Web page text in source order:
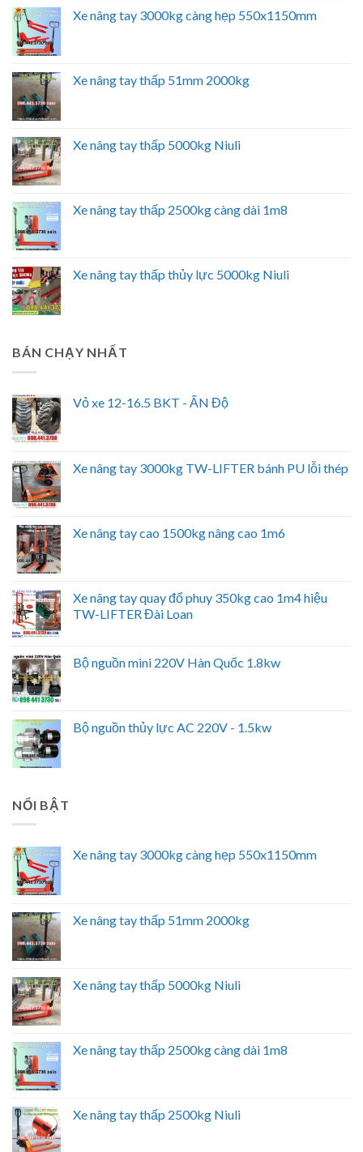
Xe nâng tay 3000kg càng hẹp 550x1150mm
Xe nâng tay thấp 51mm 2000kg
Xe nâng tay thấp 5000kg Niuli
Xe nâng tay thấp 2500kg càng dài 1m8
Xe nâng tay thấp thủy lực 5000kg Niuli
BÁN CHẠY NHẤT
Vỏ xe 12-16.5 BKT - ẤN Độ
Xe nâng tay 3000kg TW-LIFTER bánh PU lỗi thép
Xe nâng tay cao 1500kg nâng cao 1m6
Xe nâng tay quay đổ phuy 350kg cao 1m4 hiệu
TW-LIFTER Đài Loan
Bộ nguồn mini 220V Hàn Quốc 1.8kw
Bộ nguồn thủy lực AC 220V - 1.5kw
NỔI BẬT
Xe nâng tay 3000kg càng hẹp 550x1150mm
Xe nâng tay thấp 51mm 2000kg
Xe nâng tay thấp 5000kg Niuli
Xe nâng tay thấp 2500kg càng dài 1m8
Xe nâng tay thấp 2500kg Niuli